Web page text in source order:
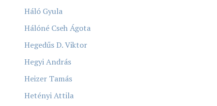
Háló Gyula
Hálóné Cseh Ágota
Hegedűs D. Viktor
Hegyi András
Heizer Tamás
Hetényi Attila